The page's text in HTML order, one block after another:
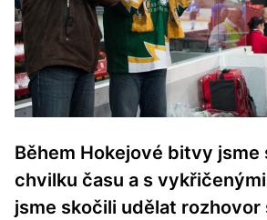
Během Hokejové bitvy jsme
chvilku času a s
jsme skočili udělat rozhovor